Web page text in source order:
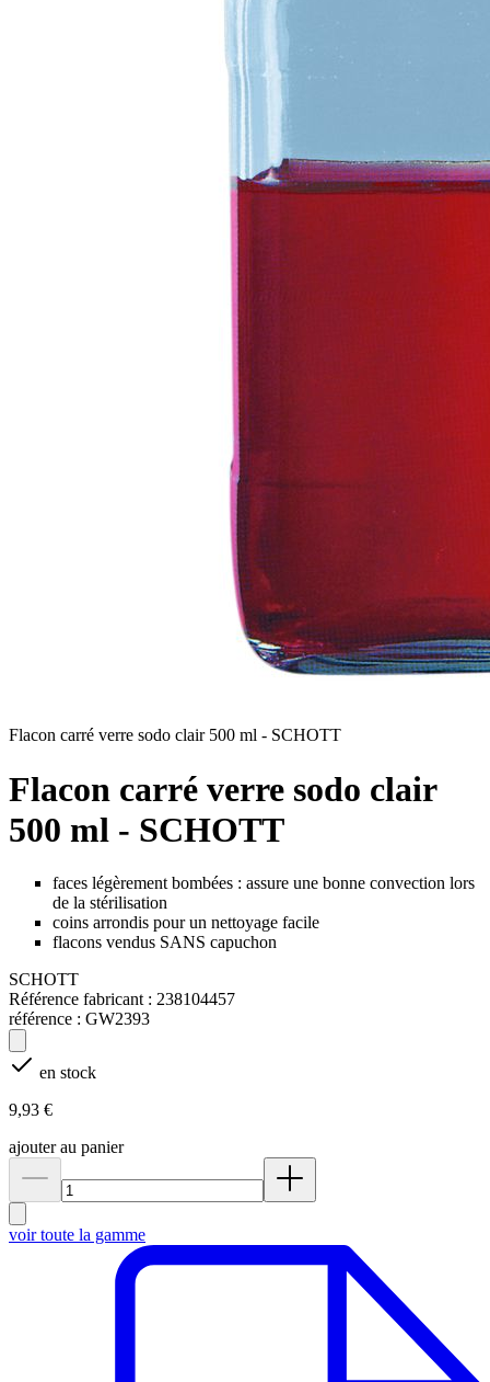
Flacon carré verre sodo clair 500 ml - SCHOTT
Flacon carré verre sodo clair
500 ml - SCHOTT
faces légèrement bombées : assure une bonne convection lors
de la stérilisation
coins arrondis pour un nettoyage facile
flacons vendus SANS capuchon
SCHOTT
Référence fabricant : 238104457
référence : GW2393
en stock
9,93 €
ajouter au panier
voir toute la gamme